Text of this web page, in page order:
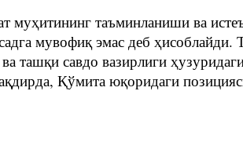
муҳитининг таъминланиши ва
мувофиқ эмас деб ҳисоблайди.
ташқи савдо вазирлиги
Қўмита юқоридаги